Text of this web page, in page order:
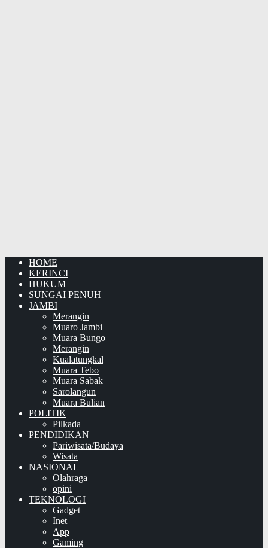
HOME
KERINCI
HUKUM
SUNGAI PENUH
JAMBI
Merangin
Muaro Jambi
Muara Bungo
Merangin
Kualatungkal
Muara Tebo
Muara Sabak
Sarolangun
Muara Bulian
POLITIK
Pilkada
PENDIDIKAN
Pariwisata/Budaya
Wisata
NASIONAL
Olahraga
opini
TEKNOLOGI
Gadget
Inet
App
Gaming